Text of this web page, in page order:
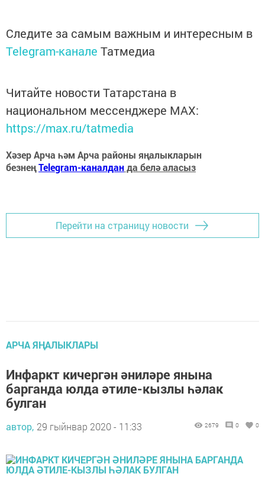
Следите за самым важным и интересным в
Telegram-канале Татмедиа
Читайте новости Татарстана в
национальном мессенджере MАХ:
https://max.ru/tatmedia
Хәзер Арча һәм Арча районы яңалыкларын
безнеңTelegram-каналданда белә аласыз
Перейти на страницу новости
АРЧА ЯҢАЛЫКЛАРЫ
Инфаркт кичергән әниләре янына
барганда юлда әтиле-кызлы һәлак
булган
автор, 29 гыйнвар 2020 - 11:33 2679 0 0